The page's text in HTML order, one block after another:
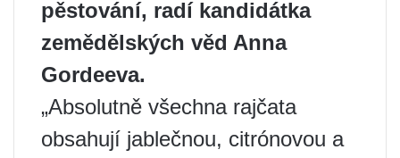
pěstování, radí kandidátka
zemědělských věd Anna
Gordeeva.
„Absolutně všechna rajčata
obsahují jablečnou, citrónovou a